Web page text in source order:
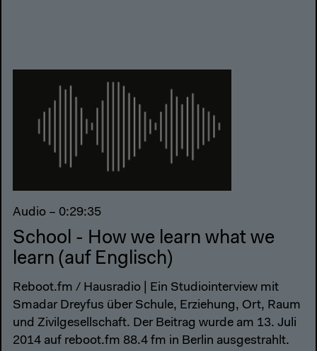
Audio – 0:29:35
School - How we learn what we
learn (auf Englisch)
Reboot.fm / Hausradio | Ein Studiointerview mit
Smadar Dreyfus über Schule, Erziehung, Ort, Raum
und Zivilgesellschaft. Der Beitrag wurde am 13. Juli
2014 auf reboot.fm 88.4 fm in Berlin ausgestrahlt.